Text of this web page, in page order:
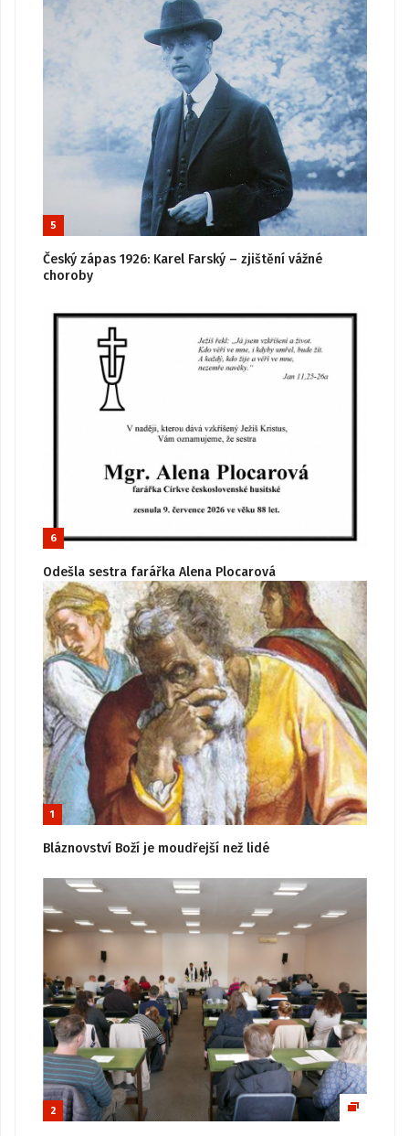
5
Český zápas 1926: Karel Farský – zjištění vážné
choroby
6
Odešla sestra farářka Alena Plocarová
1
Bláznovství Boží je moudřejší než lidé
2